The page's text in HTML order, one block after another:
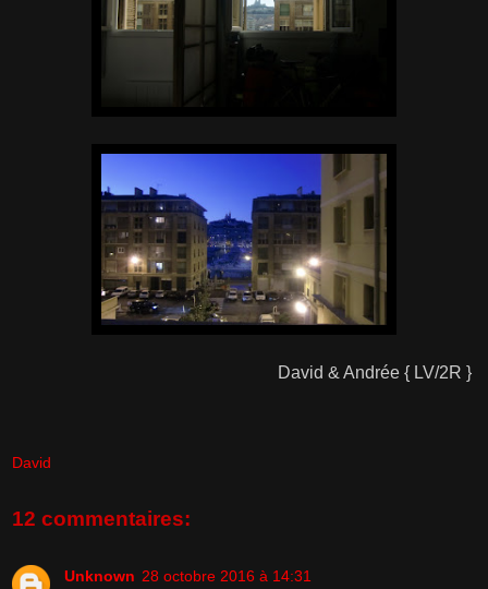
David & Andrée { LV/2R }
David
12 commentaires:
Unknown 28 octobre 2016 à 14:31